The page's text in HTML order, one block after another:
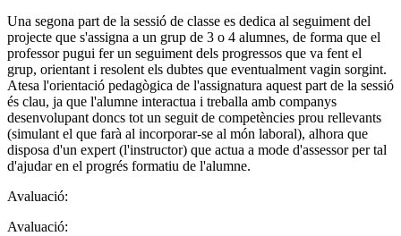
Una segona part de la sessió de classe es dedica al seguiment del
projecte que s'assigna a un grup de 3 o 4 alumnes, de forma que el
professor pugui fer un seguiment dels progressos que va fent el
grup, orientant i resolent els dubtes que eventualment vagin sorgint.
Atesa l'orientació pedagògica de l'assignatura aquest part de la sessió
és clau, ja que l'alumne interactua i treballa amb companys
desenvolupant doncs tot un seguit de competències prou rellevants
(simulant el que farà al incorporar-se al món laboral), alhora que
disposa d'un expert (l'instructor) que actua a mode d'assessor per tal
d'ajudar en el progrés formatiu de l'alumne.
Avaluació:
Avaluació: